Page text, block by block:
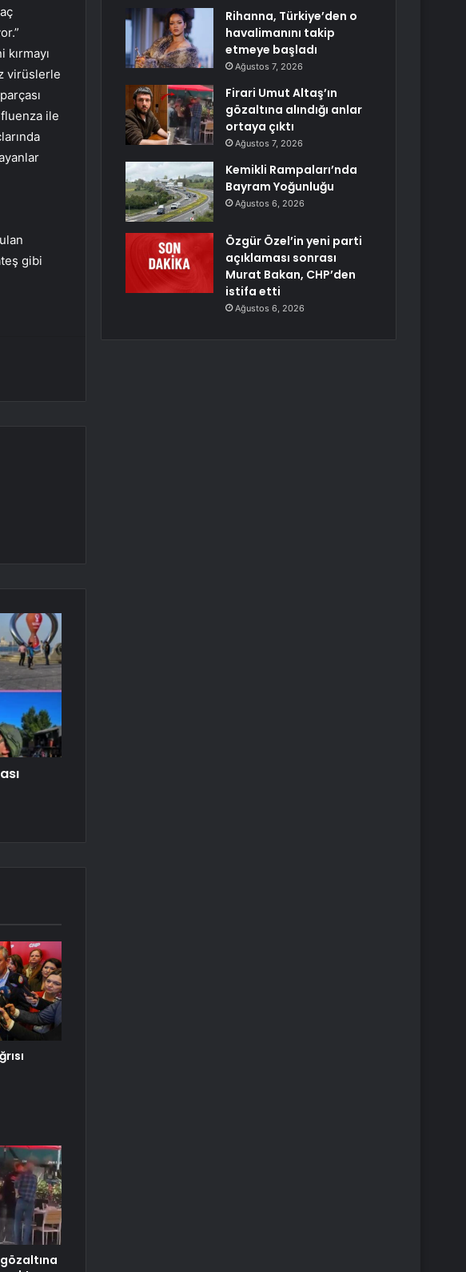
virüslerle
ile
gibi
Rihanna, Türkiye’den o
havalimanını takip
etmeye başladı
Ağustos 7, 2026
Firari Umut Altaş’ın
gözaltına alındığı anlar
ortaya çıktı
Ağustos 7, 2026
Kemikli Rampaları’nda
Bayram Yoğunluğu
Ağustos 6, 2026
Özgür Özel’in yeni parti
açıklaması sonrası
Murat Bakan, CHP’den
istifa etti
Ağustos 6, 2026